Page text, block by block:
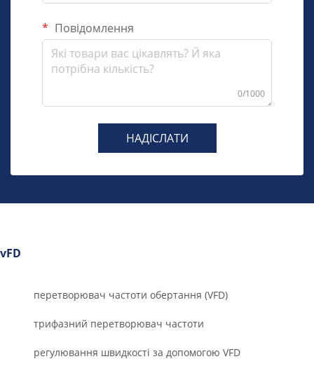
Повідомлення
0/1000
НАДІСЛАТИ
vFD
перетворювач частоти обертання (VFD)
трифазний перетворювач частоти
регулювання швидкості за допомогою VFD